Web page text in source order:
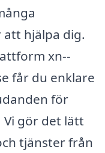
hjälpa dig.
xn--
får du enklare
för
gör det lätt
tjänster från